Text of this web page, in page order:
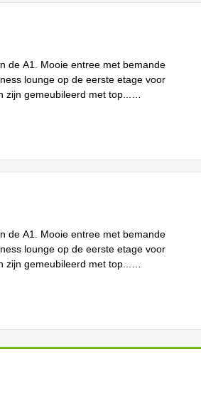
de A1. Mooie entree met bemande
lounge op de eerste etage voor
zijn gemeubileerd met top
de A1. Mooie entree met bemande
lounge op de eerste etage voor
zijn gemeubileerd met top